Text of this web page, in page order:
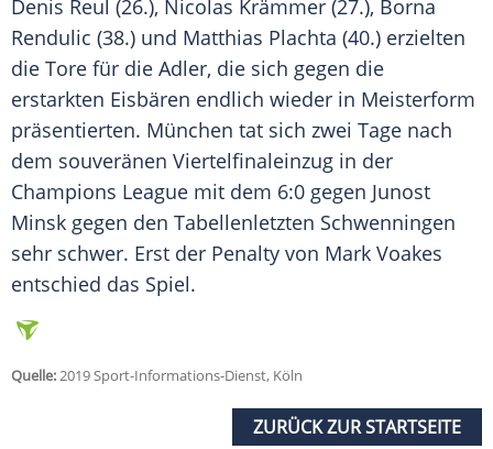
Denis Reul (26.), Nicolas Krämmer (27.), Borna
Rendulic (38.) und Matthias Plachta (40.) erzielten
die Tore für die Adler, die sich gegen die
erstarkten Eisbären endlich wieder in Meisterform
präsentierten. München tat sich zwei Tage nach
dem souveränen Viertelfinaleinzug in der
Champions League mit dem 6:0 gegen Junost
Minsk gegen den Tabellenletzten Schwenningen
sehr schwer. Erst der Penalty von Mark Voakes
entschied das Spiel.
Quelle:2019 Sport-Informations-Dienst, Köln
ZURÜCK ZUR STARTSEITE